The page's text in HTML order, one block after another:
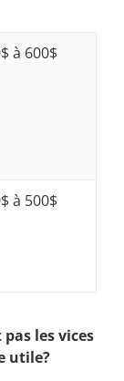
à 600$
à 500$
les vices
utile?